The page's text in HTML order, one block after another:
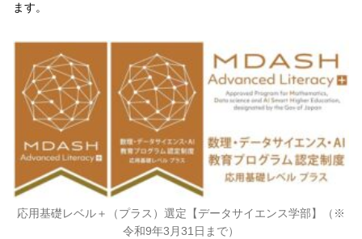
ます。
応用基礎レベル＋（プラス）選定【データサイエンス学部】（※
令和9年3月31日まで）